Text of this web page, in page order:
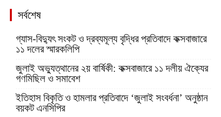
সর্বশেষ
গ্যাস-বিদ্যুৎ সংকট ও দ্রব্যমূল্য বৃদ্ধির প্রতিবাদে কক্সবাজারে
১১ দলের স্মারকলিপি
জুলাই অভ্যুত্থানের ২য় বার্ষিকী: কক্সবাজারে ১১ দলীয় ঐক্যের
গণমিছিল ও সমাবেশ
ইতিহাস বিকৃতি ও হামলার প্রতিবাদে ‘জুলাই সংবর্ধনা’ অনুষ্ঠান
বয়কট এনসিপির